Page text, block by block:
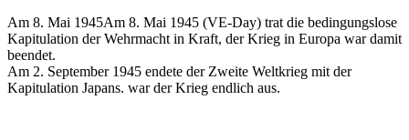
Am 8. Mai 1945Am 8. Mai 1945 (VE-Day) trat die bedingungslose
Kapitulation der Wehrmacht in Kraft, der Krieg in Europa war damit
beendet.
Am 2. September 1945 endete der Zweite Weltkrieg mit der
Kapitulation Japans. war der Krieg endlich aus.